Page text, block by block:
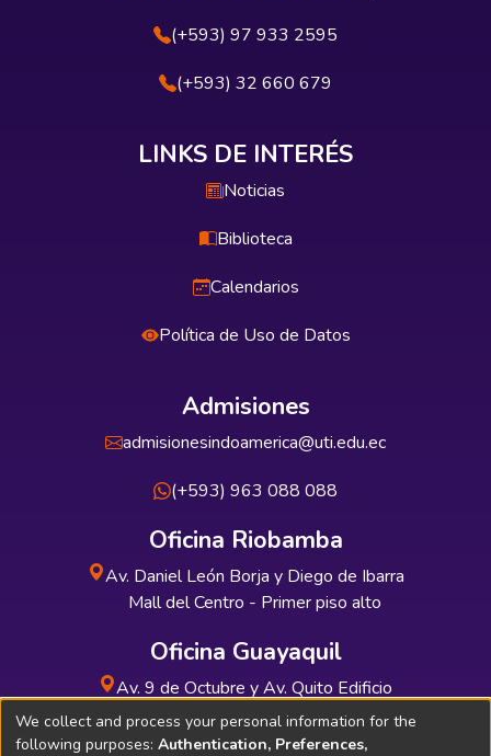
(+593) 97 933 2595
(+593) 32 660 679
LINKS DE INTERÉS
Noticias
Biblioteca
Calendarios
Política de Uso de Datos
Admisiones
admisionesindoamerica@uti.edu.ec
(+593) 963 088 088
Oficina Riobamba
Av. Daniel León Borja y Diego de Ibarra
Mall del Centro - Primer piso alto
Oficina Guayaquil
Av. 9 de Octubre y Av. Quito Edificio
INDUAUTO - Planta baja
We collect and process your personal information for the
following purposes: Authentication, Preferences,